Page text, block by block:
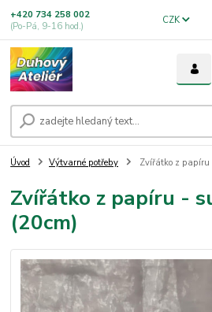
CZK
+420 734 258 002
(Po-Pá, 9-16 hod.)
Úvod Výtvarné potřeby Zvířátko z
Zvířátko z papíru -
(20cm)